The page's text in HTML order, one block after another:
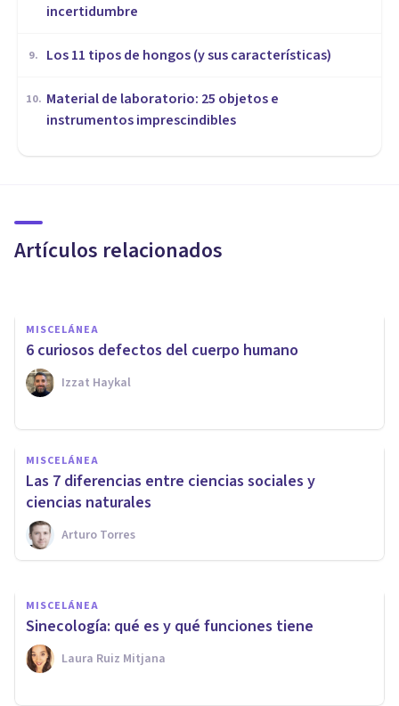
incertidumbre
9. Los 11 tipos de hongos (y sus características)
10. Material de laboratorio: 25 objetos e
instrumentos imprescindibles
Artículos relacionados
Material de laboratorio: 25
imprescindibles
MISCELÁNEA
6 curiosos defectos del cuerpo humano
Izzat Haykal
MISCELÁNEA
Las 7 diferencias entre ciencias sociales y
ciencias naturales
Arturo Torres
Autoecología: qué es,
características y funciones
Samuel Antonio Sánchez Amador
MISCELÁNEA
Sinecología: qué es y qué funciones tiene
Laura Ruiz Mitjana